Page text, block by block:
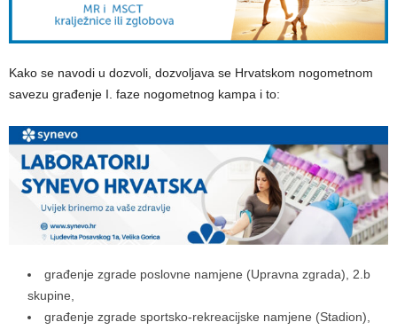
Kako se navodi u dozvoli, dozvoljava se Hrvatskom nogometnom
savezu građenje I. faze nogometnog kampa i to:
građenje zgrade poslovne namjene (Upravna zgrada), 2.b
skupine,
građenje zgrade sportsko-rekreacijske namjene (Stadion),